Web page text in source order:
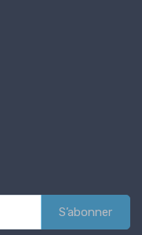
S’abonner